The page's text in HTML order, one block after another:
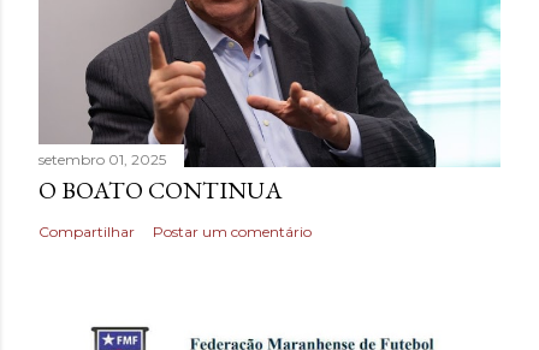
setembro 01, 2025
O BOATO CONTINUA
Compartilhar Postar um comentário